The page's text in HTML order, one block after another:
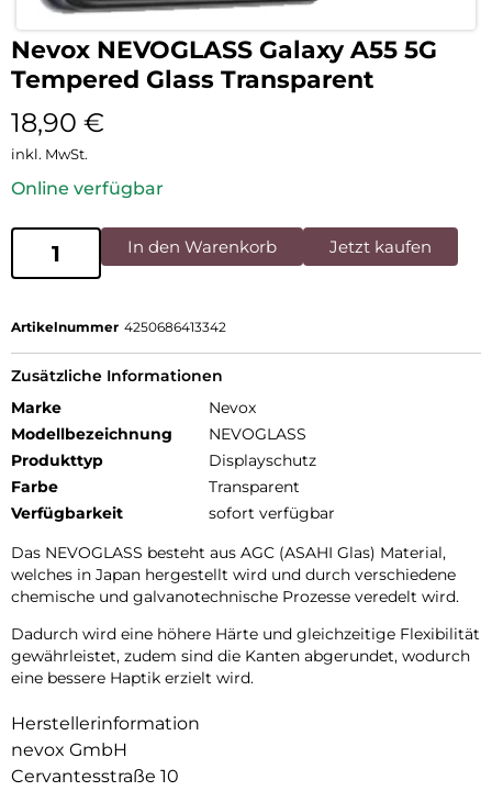
Nevox NEVOGLASS Galaxy A55 5G
Tempered Glass Transparent
18,90 €
inkl. MwSt.
Online verfügbar
In den Warenkorb Jetzt kaufen
Artikelnummer 4250686413342
Zusätzliche Informationen
Marke
Nevox
Modellbezeichnung
NEVOGLASS
Produkttyp
Displayschutz
Farbe
Transparent
Verfügbarkeit
sofort verfügbar
Das NEVOGLASS besteht aus AGC (ASAHI Glas) Material,
welches in Japan hergestellt wird und durch verschiedene
chemische und galvanotechnische Prozesse veredelt wird.
Dadurch wird eine höhere Härte und gleichzeitige Flexibilität
gewährleistet, zudem sind die Kanten abgerundet, wodurch
eine bessere Haptik erzielt wird.
Herstellerinformation
nevox GmbH
Cervantesstraße 10